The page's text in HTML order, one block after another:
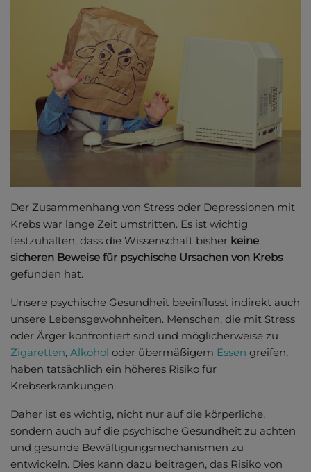
Der Zusammenhang von Stress oder Depressionen mit
Krebs war lange Zeit umstritten. Es ist wichtig
festzuhalten, dass die Wissenschaft bisher keine
sicheren Beweise für psychische Ursachen von Krebs
gefunden hat.
Unsere psychische Gesundheit beeinflusst indirekt auch
unsere Lebensgewohnheiten. Menschen, die mit Stress
oder Ärger konfrontiert sind und möglicherweise zu
Zigaretten, Alkohol oder übermäßigem Essen greifen,
haben tatsächlich ein höheres Risiko für
Krebserkrankungen.
Daher ist es wichtig, nicht nur auf die körperliche,
sondern auch auf die psychische Gesundheit zu achten
und gesunde Bewältigungsmechanismen zu
entwickeln. Dies kann dazu beitragen, das Risiko von